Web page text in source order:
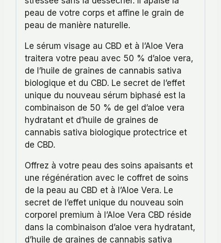
peau de votre corps et affine le grain de
peau de manière naturelle.
Le sérum visage au CBD et à l’Aloe Vera
traitera votre peau avec 50 % d’aloe vera,
de l’huile de graines de cannabis sativa
biologique et du CBD. Le secret de l’effet
unique du nouveau sérum biphasé est la
combinaison de 50 % de gel d’aloe vera
hydratant et d’huile de graines de
cannabis sativa biologique protectrice et
de CBD.
Offrez à votre peau des soins apaisants et
une régénération avec le coffret de soins
de la peau au CBD et à l’Aloe Vera. Le
secret de l’effet unique du nouveau soin
corporel premium à l’Aloe Vera CBD réside
dans la combinaison d’aloe vera hydratant,
d’huile de graines de cannabis sativa